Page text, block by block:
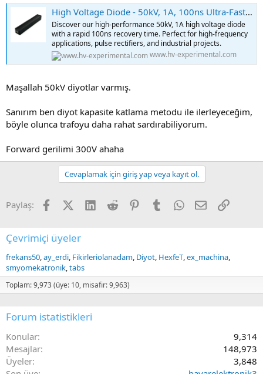
High Voltage Diode - 50kV, 1A, 100ns Ultra-Fast Recovery
Discover our high-performance 50kV, 1A high voltage diode
with a rapid 100ns recovery time. Perfect for high-frequency
applications, pulse rectifiers, and industrial projects.
www.hv-experimental.com
Maşallah 50kV diyotlar varmış.
Sanırım ben diyot kapasite katlama metodu ile ilerleyeceğim,
böyle olunca trafoyu daha rahat sardırabiliyorum.
Forward gerilimi 300V ahaha
Cevaplamak için giriş yap veya kayıt ol.
Paylaş: FacebookX (Twitter)
LinkedIn
Reddit PinterestTumblrWhatsApp
E-postaLink
Çevrimiçi üyeler
frekans50 ay_erdi Fikirleriolanadam Diyot HexfeT ex_machina
smyomekatronik tabs
Toplam: 9,973 (üye: 10, misafir: 9,963)
Forum istatistikleri
Konular
9,314
Mesajlar
148,973
Üyeler
3,848